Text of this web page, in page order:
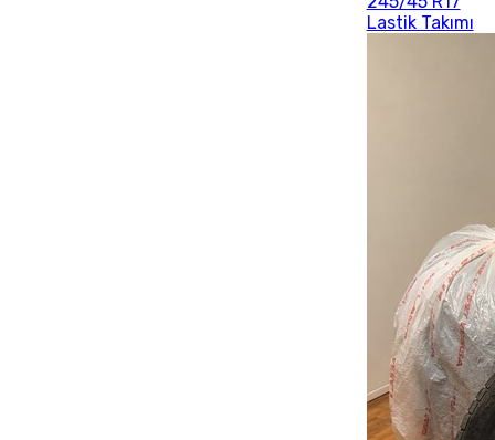
Lastik Takımı